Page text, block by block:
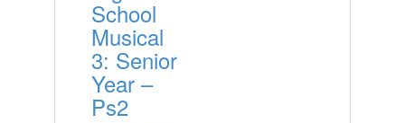
School
Musical
3: Senior
Year –
Ps2